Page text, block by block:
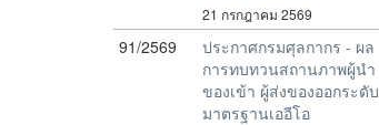
21 กรกฎาคม 2569
91/2569
ประกาศกรมศุลกากร - ผล
การทบทวนสถานภาพผู้นำ
ของเข้า ผู้ส่งของออกระดับ
มาตรฐานเออีโอ